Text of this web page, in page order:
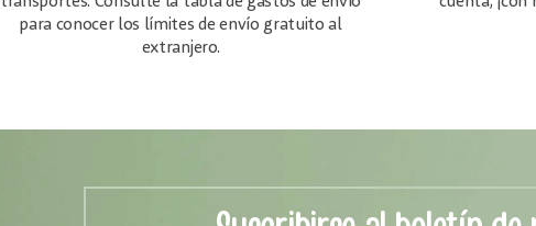
para conocer los límites de envío gratuito al
extranjero.